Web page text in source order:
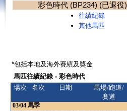
彩色時代 (BP234) (已退役)
往績紀錄
其他馬匹
*包括本地及海外賽績及獎金
馬匹往績紀錄 - 彩色時代
場次
名次 日期
馬場/跑道/
賽道
03/04 馬季